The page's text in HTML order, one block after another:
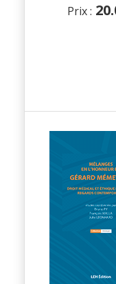
Prix :